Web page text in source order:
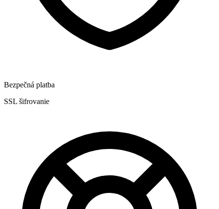
Bezpečná platba
SSL šifrovanie